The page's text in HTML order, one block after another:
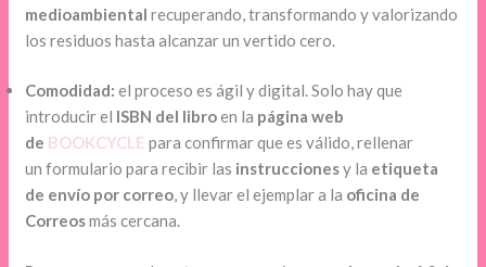
medioambientalrecuperando, transformando y valorizando
los residuos hasta alcanzar un vertido cero.
Comodidad: el proceso es ágil y digital. Solo hay que
introducir el ISBN del libroen la página web
de BOOKCYCLE para confirmar que es válido, rellenar
un formulario para recibir las instruccionesy la etiqueta
de envío por correo, y llevar el ejemplar a la oficina de
Correosmás cercana.